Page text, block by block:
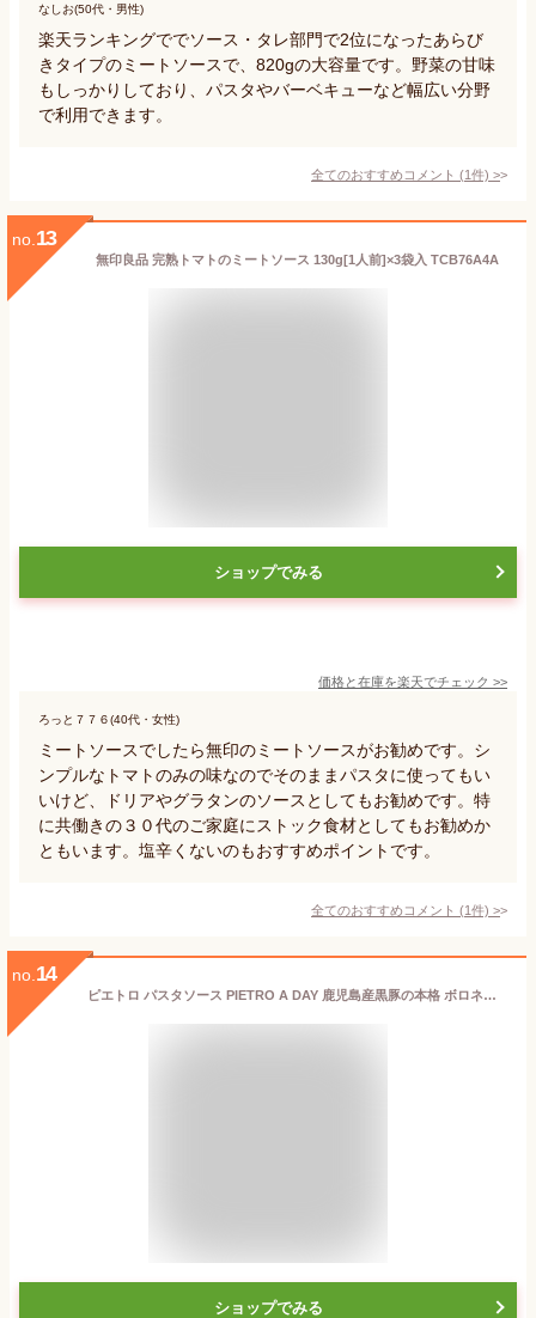
なしお(50代・男性)
楽天ランキングででソース・タレ部門で2位になったあらび
きタイプのミートソースで、820gの大容量です。野菜の甘味
もしっかりしており、パスタやバーベキューなど幅広い分野
で利用できます。
全てのおすすめコメント (1件) >
no. 13
無印良品 完熟トマトのミートソース 130g[1人前]×3袋入 TCB76A4A
ショップでみる
価格と在庫を楽天でチェック >>
ろっと７７６(40代・女性)
ミートソースでしたら無印のミートソースがお勧めです。シ
ンプルなトマトのみの味なのでそのままパスタに使ってもい
いけど、ドリアやグラタンのソースとしてもお勧めです。特
に共働きの３０代のご家庭にストック食材としてもお勧めか
ともいます。塩辛くないのもおすすめポイントです。
全てのおすすめコメント (1件) >
no. 14
ピエトロ パスタソース PIETRO A DAY 鹿児島産黒豚の本格 ボロネーゼ 5個【うれしさいっぱいの パスタ 】 常温保存
ショップでみる